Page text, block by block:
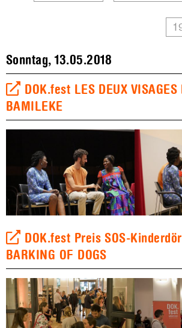
Sonntag, 13.05.2018
DOK.fest LES DEUX
BAMILEKE
DOK.fest Preis SOS-
BARKING OF DOGS